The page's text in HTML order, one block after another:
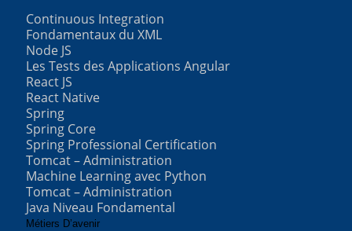
Continuous Integration
Fondamentaux du XML
Node JS
Les Tests des Applications Angular
React JS
React Native
Spring
Spring Core
Spring Professional Certification
Tomcat – Administration
Machine Learning avec Python
Tomcat – Administration
Java Niveau Fondamental
Métiers D’avenir